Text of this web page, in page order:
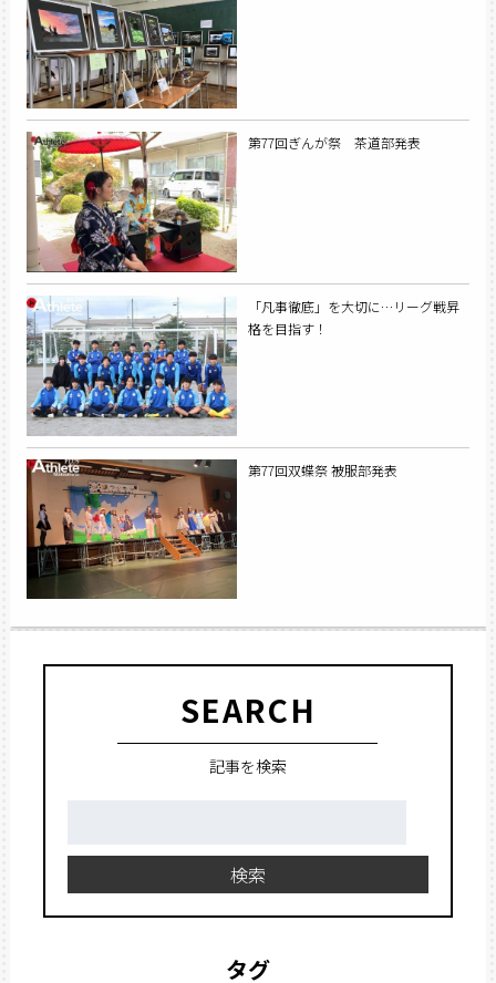
第77回ぎんが祭 茶道部発表
「凡事徹底」を大切に…リーグ戦昇
格を目指す！
第77回双蝶祭 被服部発表
SEARCH
記事を検索
検索
タグ